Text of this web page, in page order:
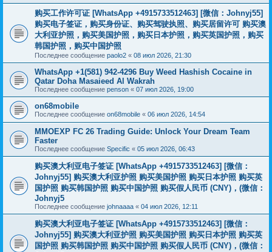
购买工作许可证 [WhatsApp +4915733512463] [微信：Johnyj55]
购买电子签证，购买身份证、购买驾驶执照、购买居留许可 购买澳
大利亚护照，购买美国护照，购买日本护照，购买英国护照，购买
韩国护照，购买中国护照
Последнее сообщение paolo2 « 08 июл 2026, 21:30
WhatsApp +1(581) 942-4296 Buy Weed Hashish Cocaine in
Qatar Doha Masaieed Al Wakrah
Последнее сообщение penson « 07 июл 2026, 19:00
on68mobile
Последнее сообщение on68mobile « 06 июл 2026, 14:54
MMOEXP FC 26 Trading Guide: Unlock Your Dream Team
Faster
Последнее сообщение Specific « 05 июл 2026, 06:43
购买澳大利亚电子签证 [WhatsApp +4915733512463] [微信：
Johnyj55] 购买澳大利亚护照 购买美国护照 购买日本护照 购买英
国护照 购买韩国护照 购买中国护照 购买假人民币 (CNY)，(微信：
Johnyj5
Последнее сообщение johnaaaa « 04 июл 2026, 12:11
购买澳大利亚电子签证 [WhatsApp +4915733512463] [微信：
Johnyj55] 购买澳大利亚护照 购买美国护照 购买日本护照 购买英
国护照 购买韩国护照 购买中国护照 购买假人民币 (CNY)，(微信：